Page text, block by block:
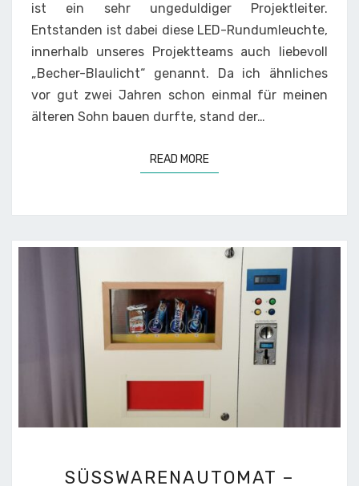
ist ein sehr ungeduldiger Projektleiter.
Entstanden ist dabei diese LED-Rundumleuchte,
innerhalb unseres Projektteams auch liebevoll
„Becher-Blaulicht“ genannt. Da ich ähnliches
vor gut zwei Jahren schon einmal für meinen
älteren Sohn bauen durfte, stand der…
READ MOREREAD MORE
C
SÜSSWARENAUTOMAT – C